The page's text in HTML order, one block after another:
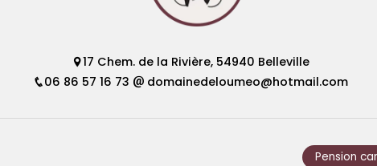
17 Chem. de la Rivière, 54940 Belleville
06 86 57 16 73
domainedeloumeo@hotmail.com
Pension